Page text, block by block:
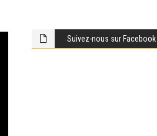
Suivez-nous sur Facebook